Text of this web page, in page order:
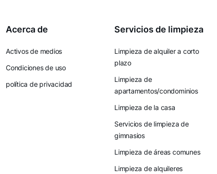
Acerca de
Activos de medios
Condiciones de uso
política de privacidad
Servicios de limpieza
Limpieza de alquiler a corto
plazo
Limpieza de
apartamentos/condominios
Limpieza de la casa
Servicios de limpieza de
gimnasios
Limpieza de áreas comunes
Limpieza de alquileres